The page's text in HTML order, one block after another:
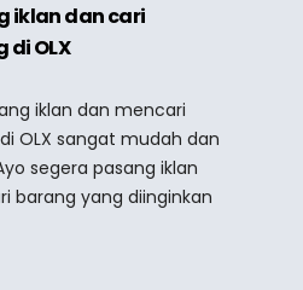
iklan dan cari
di OLX
iklan dan mencari
OLX sangat mudah dan
segera pasang iklan
barang yang diinginkan